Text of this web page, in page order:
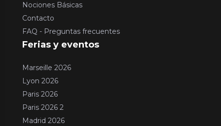
Nociones Básicas
Contacto
FAQ - Preguntas frecuentes
Ferias y eventos
Marseille 2026
Lyon 2026
Paris 2026
Paris 2026 2
Madrid 2026